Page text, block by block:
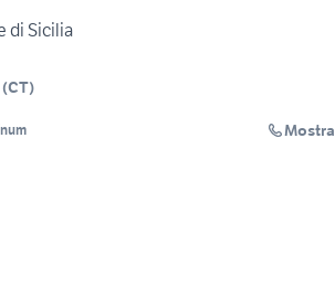
di Sicilia
(CT)